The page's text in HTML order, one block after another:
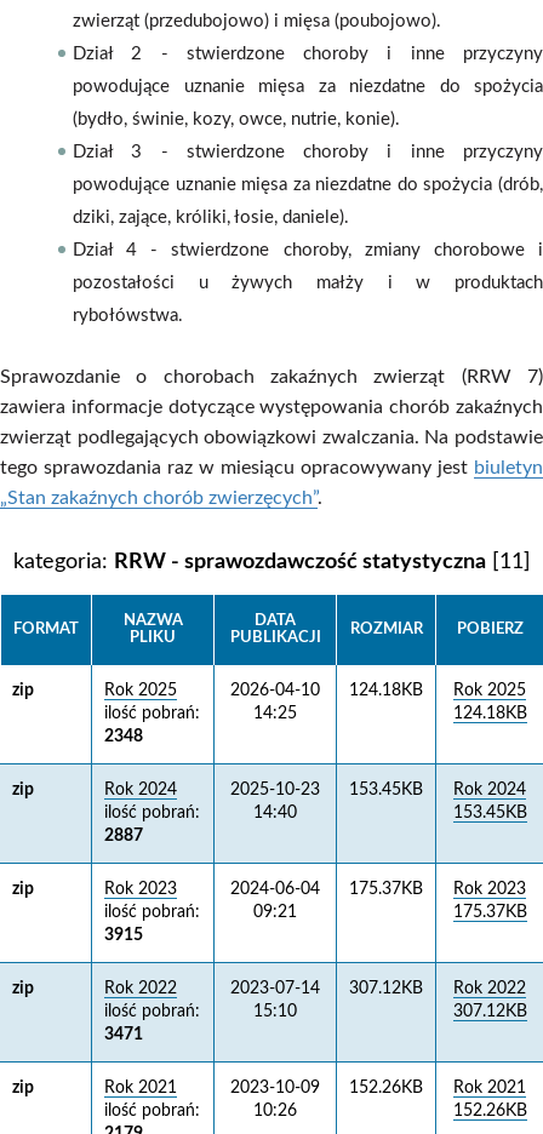
zwierząt (przedubojowo) i mięsa (poubojowo).
Dział 2 - stwierdzone choroby i inne przyczyny
powodujące uznanie mięsa za niezdatne do spożycia
(bydło, świnie, kozy, owce, nutrie, konie).
Dział 3 - stwierdzone choroby i inne przyczyny
powodujące uznanie mięsa za niezdatne do spożycia (drób,
dziki, zające, króliki, łosie, daniele).
Dział 4 - stwierdzone choroby, zmiany chorobowe i
pozostałości u żywych małży i w produktach
rybołówstwa.
Sprawozdanie o chorobach zakaźnych zwierząt (RRW 7)
zawiera informacje dotyczące występowania chorób zakaźnych
zwierząt podlegających obowiązkowi zwalczania. Na podstawie
tego sprawozdania raz w miesiącu opracowywany jest biuletyn
„Stan zakaźnych chorób zwierzęcych”.
kategoria: RRW - sprawozdawczość statystyczna[11]
FORMAT
NAZWA
PLIKU
DATA
PUBLIKACJI
ROZMIAR POBIERZ
zip
Rok 2025
ilość pobrań:
2348
2026-04-10
14:25
124.18KB
Rok 2025
124.18KB
zip
Rok 2024
ilość pobrań:
2887
2025-10-23
14:40
153.45KB
Rok 2024
153.45KB
zip
Rok 2023
ilość pobrań:
3915
2024-06-04
09:21
175.37KB
Rok 2023
175.37KB
zip
Rok 2022
ilość pobrań:
3471
2023-07-14
15:10
307.12KB
Rok 2022
307.12KB
zip
Rok 2021
ilość pobrań:
2023-10-09
10:26
152.26KB
Rok 2021
152.26KB